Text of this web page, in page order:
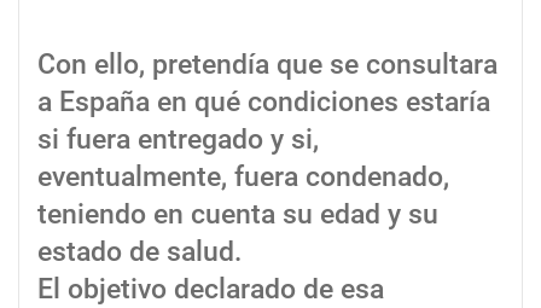
Con ello, pretendía que se consultara
a España en qué condiciones estaría
si fuera entregado y si,
eventualmente, fuera condenado,
teniendo en cuenta su edad y su
estado de salud.
El objetivo declarado de esa